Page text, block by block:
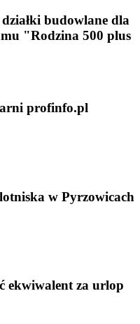
budowlane dla
"Rodzina 500 plus
profinfo.pl
w Pyrzowicach
ekwiwalent za urlop